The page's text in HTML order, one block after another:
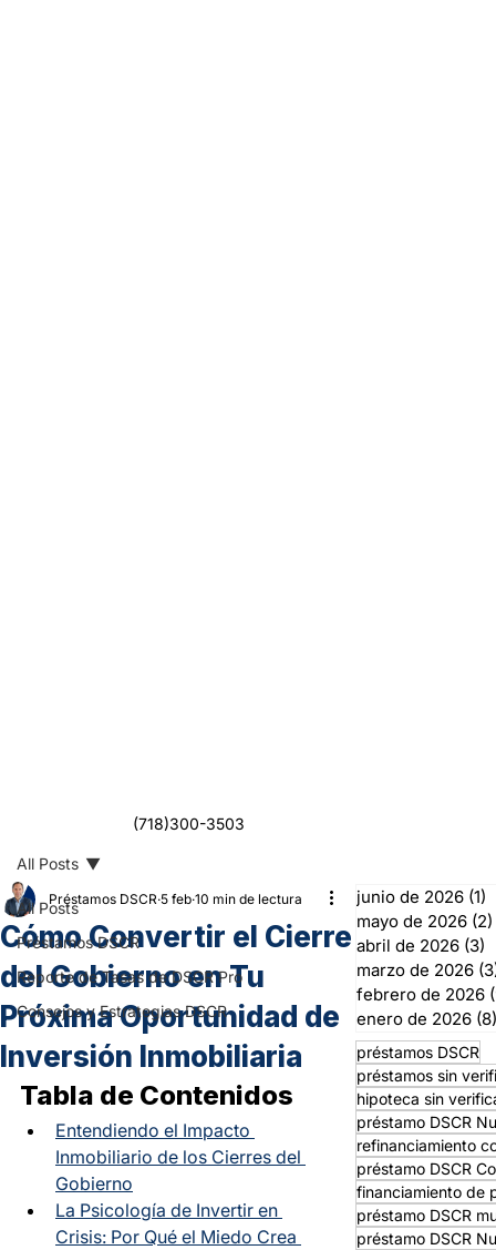
(718)300-3503
All Posts
Préstamos DSCR
Reporte de Tasas de DSCR Pro
Consejos y Estrategias DSCR
All Posts
Cómo Convertir el Cierre
del Gobierno en Tu
Próxima Oportunidad de
Inversión Inmobiliaria
Préstamos DSCR 5 feb 10 min de lectura
Tabla de Contenidos
Entendiendo el Impacto
Inmobiliario de los Cierres del
Gobierno
La Psicología de Invertir en
Crisis: Por Qué el Miedo Crea
junio de 2026 (1)
mayo de 2026 (2)
abril de 2026 (3)
marzo de 2026
febrero de 2026
enero de 2026 (8)
préstamos DSCR
préstamos sin
hipoteca sin
préstamo DSCR
refinanciamiento
préstamo DSCR
financiamiento de
préstamo DSCR
préstamo DSCR